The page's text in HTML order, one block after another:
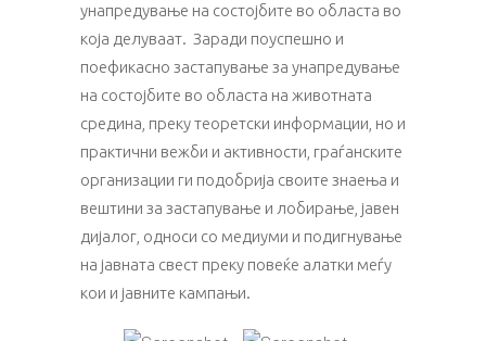
унапредување на состојбите во областа во
која делуваат. Заради поуспешно и
поефикасно застапување за унапредување
на состојбите во областа на животната
средина, преку теоретски информации, но и
практични вежби и активности, граѓанските
организации ги подобрија своите знаења и
вештини за застапување и лобирање, јавен
дијалог, односи со медиуми и подигнување
на јавната свест преку повеќе алатки меѓу
кои и јавните кампањи.